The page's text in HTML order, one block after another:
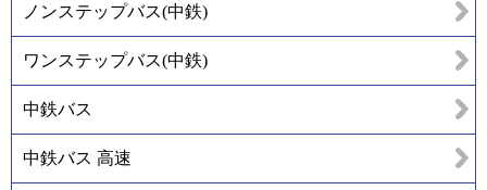
ノンステップバス(中鉄)
ワンステップバス(中鉄)
中鉄バス
中鉄バス 高速